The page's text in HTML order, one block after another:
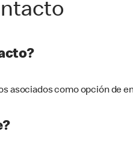
asociados como opción de